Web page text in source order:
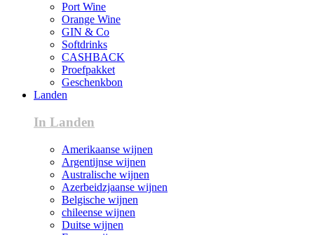
Port Wine
Orange Wine
GIN & Co
Softdrinks
CASHBACK
Proefpakket
Geschenkbon
Landen
In Landen
Amerikaanse wijnen
Argentijnse wijnen
Australische wijnen
Azerbeidzjaanse wijnen
Belgische wijnen
chileense wijnen
Duitse wijnen